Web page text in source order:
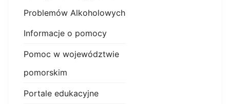
Problemów Alkoholowych
Informacje o pomocy
Pomoc w województwie
pomorskim
Portale edukacyjne